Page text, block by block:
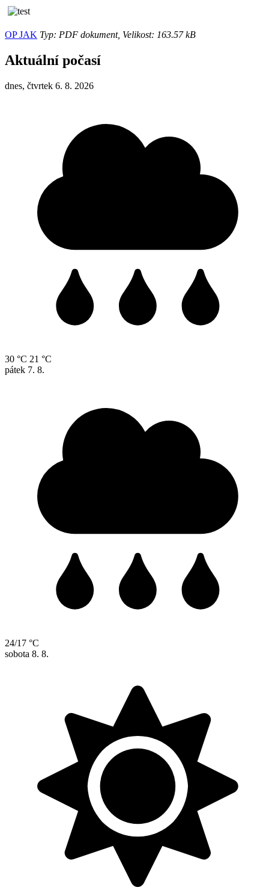
OP JAK Typ: PDF dokument, Velikost: 163.57 kB
Aktuální počasí
dnes, čtvrtek 6. 8. 2026
30 °C 21 °C
pátek 7. 8.
24/17 °C
sobota 8. 8.